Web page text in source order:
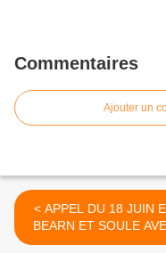
Commentaires
Ajouter un
< APPEL DU 18 JUIN EN
BEARN ET SOULE
LA MEDAILLE